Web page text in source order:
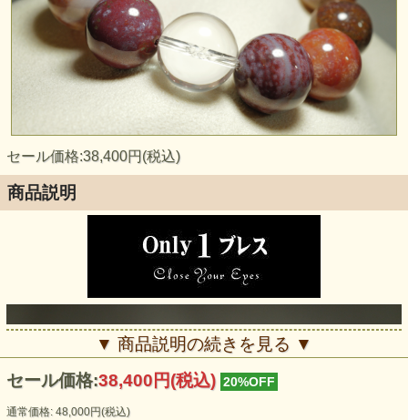
セール価格:38,400円(税込)
商品説明
▼ 商品説明の続きを見る ▼
セール価格:38,400円(税込) 20%OFF
通常価格: 48,000円(税込)